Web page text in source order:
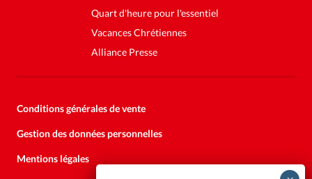
Quart d'heure pour l'essentiel
Vacances Chrétiennes
Alliance Presse
Conditions générales de vente
Gestion des données personnelles
Mentions légales